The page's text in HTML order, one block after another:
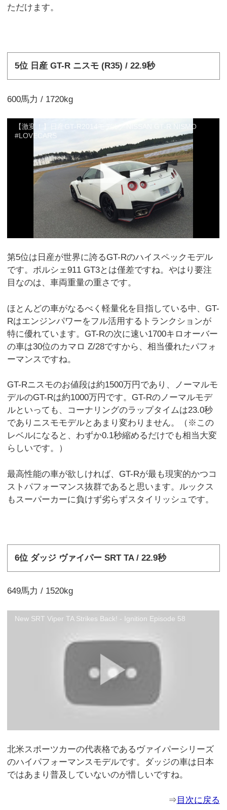
ただけます。
5位 日産 GT-R ニスモ (R35) / 22.9秒
600馬力 / 1720kg
【激変！】日産GT-R2014モデル／NISSAN GT-R NISMO
#LOVECARS
第5位は日産が世界に誇るGT-Rのハイスペックモデル
です。ポルシェ911 GT3とは僅差ですね。やはり要注
目なのは、車両重量の重さです。
ほとんどの車がなるべく軽量化を目指している中、GT-
Rはエンジンパワーをフル活用するトランクションが
特に優れています。GT-Rの次に速い1700キロオーバー
の車は30位のカマロ Z/28ですから、相当優れたパフォ
ーマンスですね。
GT-Rニスモのお値段は約1500万円であり、ノーマルモ
デルのGT-Rは約1000万円です。GT-Rのノーマルモデ
ルといっても、コーナリングのラップタイムは23.0秒
でありニスモモデルとあまり変わりません。（※この
レベルになると、わずか0.1秒縮めるだけでも相当大変
らしいです。）
最高性能の車が欲しければ、GT-Rが最も現実的かつコ
ストパフォーマンス抜群であると思います。ルックス
もスーパーカーに負けず劣らずスタイリッシュです。
6位 ダッジ ヴァイパー SRT TA / 22.9秒
649馬力 / 1520kg
New SRT Viper TA Strikes Back! - Ignition Episode 58
北米スポーツカーの代表格であるヴァイパーシリーズ
のハイパフォーマンスモデルです。ダッジの車は日本
ではあまり普及していないのが惜しいですね。
⇒ 目次に戻る